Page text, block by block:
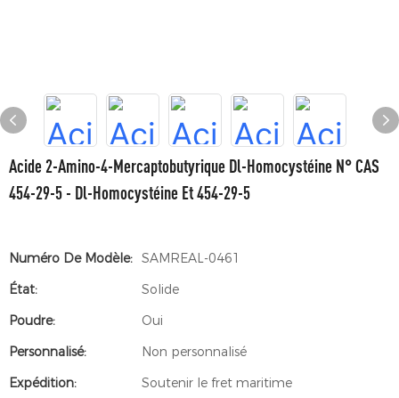
Acide 2-Amino-4-Mercaptobutyrique Dl-Homocystéine N° CAS
454-29-5 - Dl-Homocystéine Et 454-29-5
Numéro De Modèle: SAMREAL-0461
État:
Solide
Poudre:
Oui
Personnalisé:
Non personnalisé
Expédition:
Soutenir le fret maritime